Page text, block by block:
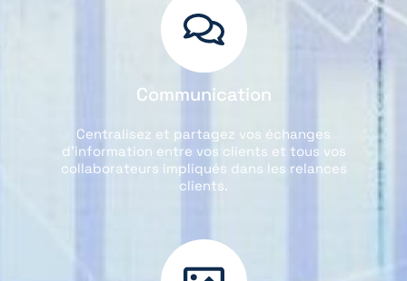
Communication
Centralisez et partagez vos échanges
d’information entre vos clients et tous vos
collaborateurs impliqués dans les relances
clients.